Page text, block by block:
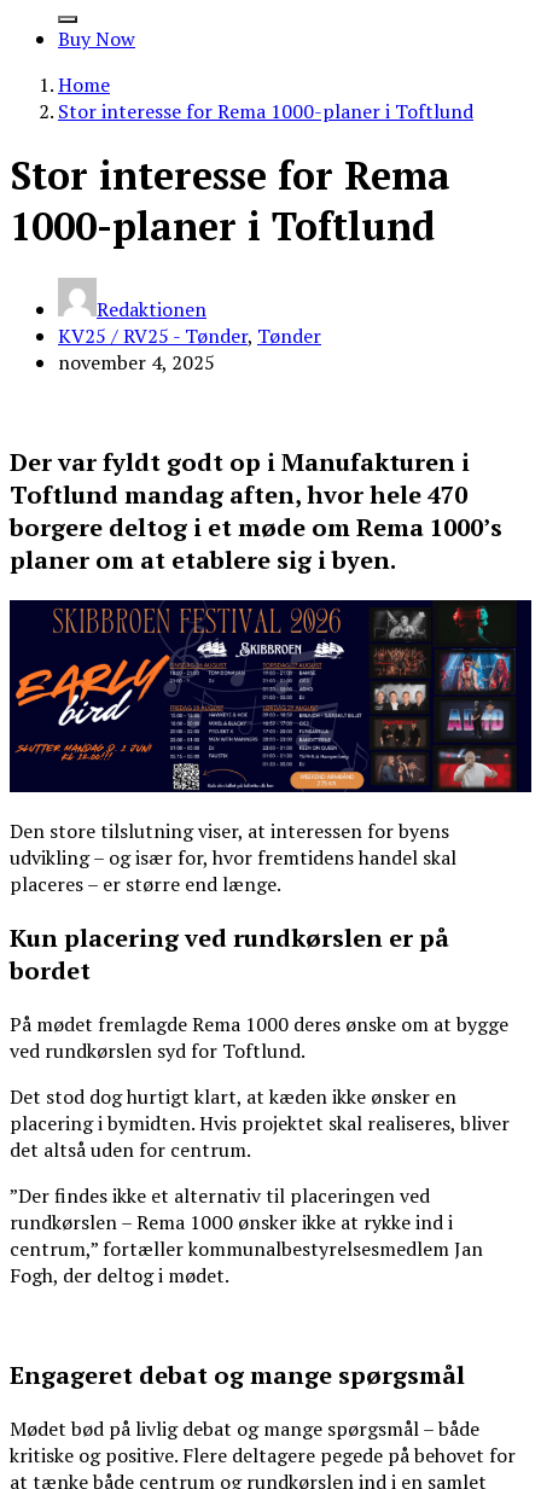
Buy Now
Home
Stor interesse for Rema 1000-planer i Toftlund
Stor interesse for Rema
1000-planer i Toftlund
Redaktionen
KV25 / RV25 - Tønder, Tønder
november 4, 2025
Der var fyldt godt op i Manufakturen i
Toftlund mandag aften, hvor hele 470
borgere deltog i et møde om Rema 1000’s
planer om at etablere sig i byen.
Den store tilslutning viser, at interessen for byens
udvikling – og især for, hvor fremtidens handel skal
placeres – er større end længe.
Kun placering ved rundkørslen er på
bordet
På mødet fremlagde Rema 1000 deres ønske om at bygge
ved rundkørslen syd for Toftlund.
Det stod dog hurtigt klart, at kæden ikke ønsker en
placering i bymidten. Hvis projektet skal realiseres, bliver
det altså uden for centrum.
”Der findes ikke et alternativ til placeringen ved
rundkørslen – Rema 1000 ønsker ikke at rykke ind i
centrum,” fortæller kommunalbestyrelsesmedlem Jan
Fogh, der deltog i mødet.
Engageret debat og mange spørgsmål
Mødet bød på livlig debat og mange spørgsmål – både
kritiske og positive. Flere deltagere pegede på behovet for
at tænke både centrum og rundkørslen ind i en samlet